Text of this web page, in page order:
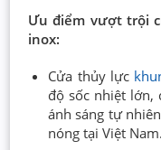
Ưu điểm vượt trội
inox:
Cửa thủy lực
độ sốc nhiệt lớn,
ánh sáng tự
nóng tại Việt Nam.